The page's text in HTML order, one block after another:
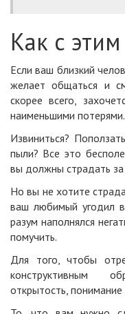
Как с
Если ваш близкий
желает общаться и
скорее всего,
наименьшими
Извиниться?
пыли? Все это
вы должны страдать
Но вы не хотите
ваш любимый угодил
разум наполнялся
помучить.
Для того, чтобы
конструктивным
открытость,